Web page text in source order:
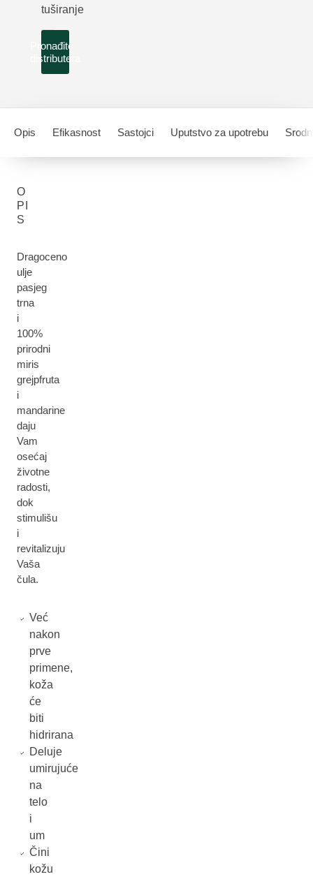
tuširanje
Pronađite
distributera
Opis Efikasnost Sastojci Uputstvo za upotrebu
O
PI
S
Dragoceno
ulje
pasjeg
trna
i
100%
prirodni
miris
grejpfruta
i
mandarine
daju
Vam
osećaj
životne
radosti,
dok
stimulišu
i
revitalizuju
Vaša
čula.
Već
nakon
prve
primene,
koža
će
biti
hidrirana
Deluje
umirujuće
na
telo
i
um
Čini
kožu